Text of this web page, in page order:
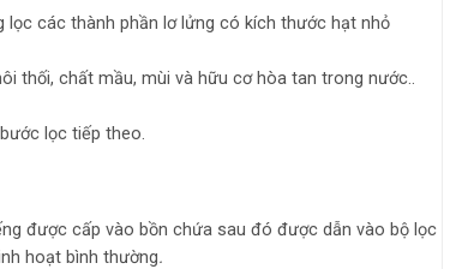
lọc các thành phần lơ lửng có kích thước hạt nhỏ
thối, chất mầu, mùi và hữu cơ hòa tan trong nước..
lọc tiếp theo.
được cấp vào bồn chứa sau đó được dẫn vào bộ lọc
hoạt bình thường.